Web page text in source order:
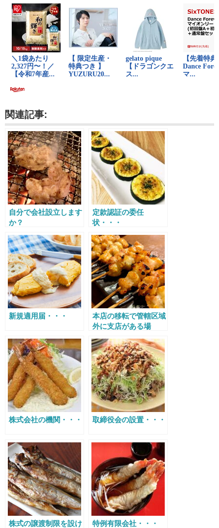
関連記事:
自分で会社設立します
か？
定款認証の委任
状・・・
新規適用届・・・
本店の移転で管轄区域
外に支店がある場
株式会社の機関・・・ 取締役会の設置・・・
株式の譲渡制限を設け
特例有限会社・・・